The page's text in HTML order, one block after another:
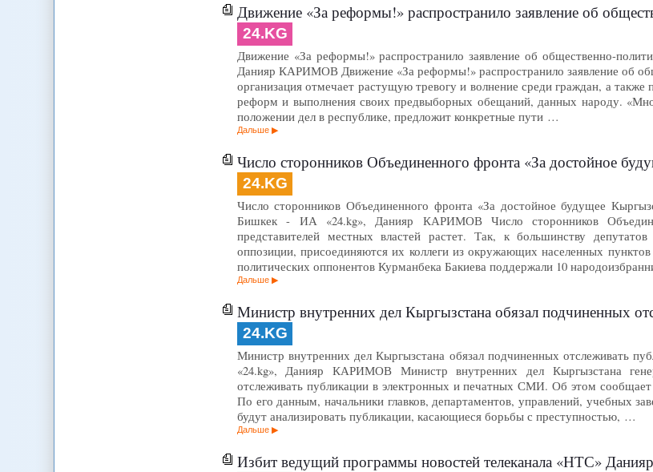
Движение «За реформы!» распространило заявление об
24.KG
Движение «За реформы!» распространило заявление об общественно-
Данияр КАРИМОВ Движение «За реформы!» распространило заявление об
организация отмечает растущую тревогу и волнение среди граждан, а
реформ и выполнения своих предвыборных обещаний, данных народу.
положении дел в республике, предложит конкретные пути …
Дальше
Число сторонников Объединенного фронта «За достойное будущее
24.KG
Число сторонников Объединенного фронта «За достойное будущее
Бишкек - ИА «24.kg», Данияр КАРИМОВ Число сторонников
представителей местных властей растет. Так, к большинству
оппозиции, присоединяются их коллеги из окружающих населенных
политических оппонентов Курманбека Бакиева поддержали 10
Дальше
Министр внутренних дел Кыргызстана обязал подчиненных
24.KG
Министр внутренних дел Кыргызстана обязал подчиненных отслеживать
«24.kg», Данияр КАРИМОВ Министр внутренних дел Кыргызстана
отслеживать публикации в электронных и печатных СМИ. Об этом
По его данным, начальники главков, департаментов, управлений, учебных
будут анализировать публикации, касающиеся борьбы с преступностью, …
Дальше
Избит ведущий программы новостей телеканала «НТС»